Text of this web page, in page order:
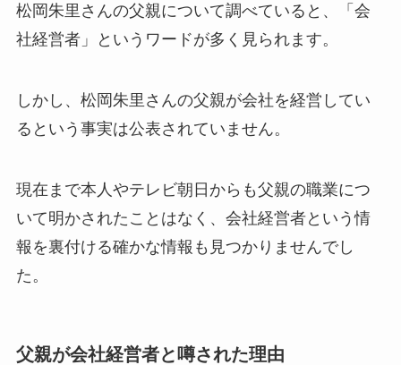
松岡朱里さんの父親について調べていると、「会
社経営者」というワードが多く見られます。
しかし、松岡朱里さんの父親が会社を経営してい
るという事実は公表されていません。
現在まで本人やテレビ朝日からも父親の職業につ
いて明かされたことはなく、会社経営者という情
報を裏付ける確かな情報も見つかりませんでし
た。
父親が会社経営者と噂された理由